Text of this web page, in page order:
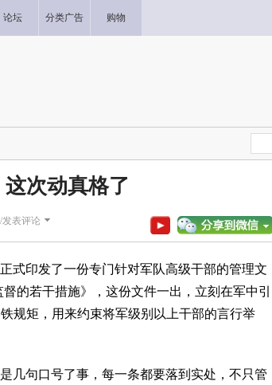
论坛 分类广告 购物
次动真格了
发表评论
式印发了一份专门针对军队高级干部的管理文
的若干措施》，这份文件一出，立刻在军中引
规矩，用来约束将军级别以上干部的言行举
几句口号了事，每一条都要落到实处，不只管